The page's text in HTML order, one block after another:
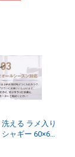
える ラメ入り
ャギー 60×65